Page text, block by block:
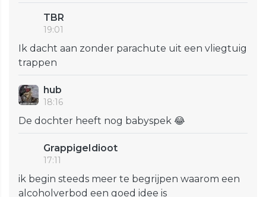
TBR
19:01
Ik dacht aan zonder parachute uit een vliegtuig
trappen
hub
18:16
De dochter heeft nog babyspek 😂
GrappigeIdioot
17:11
ik begin steeds meer te begrijpen waarom een
alcoholverbod een goed idee is